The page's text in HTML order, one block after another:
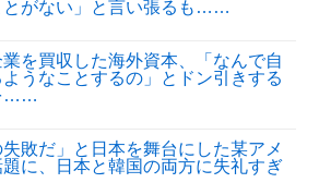
とがない」と言い張るも……
を買収した海外資本、「なんで自
うなことするの」とドン引きする
……
失敗だ」と日本を舞台にした某アメ
に、日本と韓国の両方に失礼すぎ